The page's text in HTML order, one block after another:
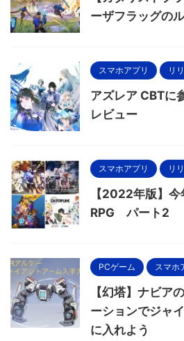
ーザフラッグの
スマホアプリ リ
アズレア CBTに
レビュー
スマホアプリ リ
【2022年版】
RPG パート2
PCゲーム スマホ
【幻塔】ナビア
ーションでジャ
に入れよう